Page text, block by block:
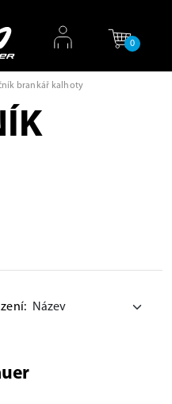
0
brankář kalhoty